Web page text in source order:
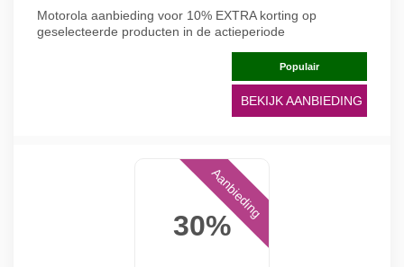
Motorola aanbieding voor 10% EXTRA korting op
geselecteerde producten in de actieperiode
Populair
BEKIJK AANBIEDING
30%
Aanbieding